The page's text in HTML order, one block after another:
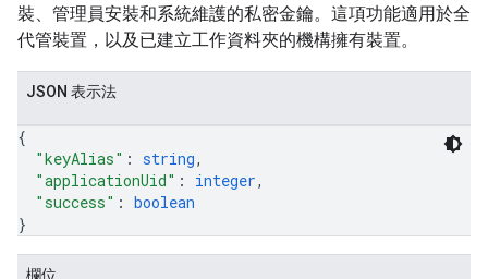
裝、管理員安裝和系統維護的私密金鑰。這項功能適用於全
代管裝置，以及已建立工作資料夾的機構擁有裝置。
JSON 表示法
{
"keyAlias" : string,
"applicationUid" : integer,
"success" : boolean
}
欄位